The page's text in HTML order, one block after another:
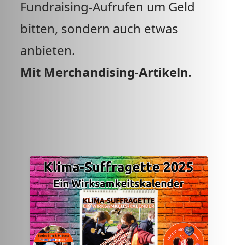
Fundraising-Aufrufen um Geld
bitten, sondern auch etwas
anbieten.
Mit Merchandising-Artikeln.